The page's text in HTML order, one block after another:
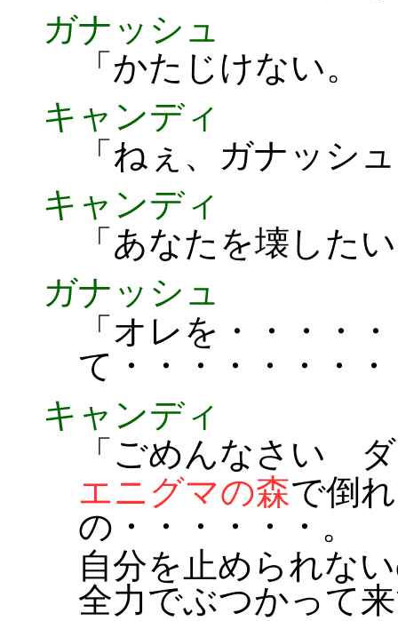
ガナッシュ
「かたじけない。
キャンディ
「ねぇ、ガナッシ
キャンディ
「あなたを壊した
ガナッシュ
「オレを・・・・
て・・・・・・・
キャンディ
「ごめんなさい
エニグマの森で倒
の・・・・・・。
自分を止められな
全力でぶつかって